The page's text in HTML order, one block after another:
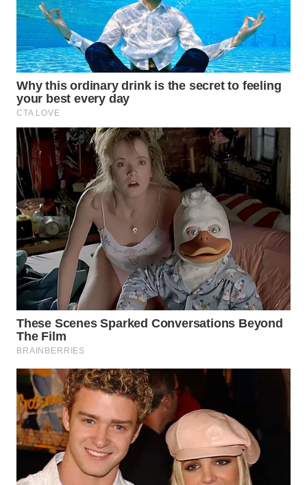
SELATAN
WN
TANJUNG
LESUNG
WN
WN
SIMALUNGUN
WN
LABUHANBATU
WN
TAPANULI
TENGAH
WN DELI
SERDANG
WN
TEBING
TINGGI
WN
PAKPAK